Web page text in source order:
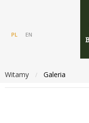
PL EN
Witamy / Galeria